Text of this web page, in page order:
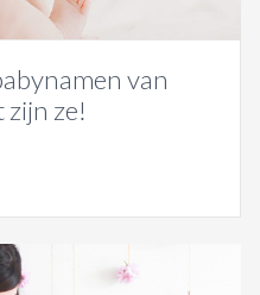
van
ze!